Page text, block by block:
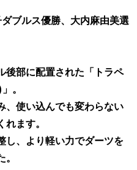
ブルス優勝、大内麻由美選
後部に配置された「トラペ
。
、使い込んでも変わらない
ます。
し、より軽い力でダーツを